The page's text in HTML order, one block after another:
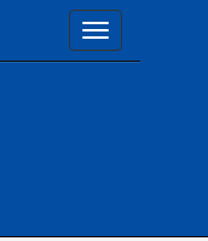
Toggle